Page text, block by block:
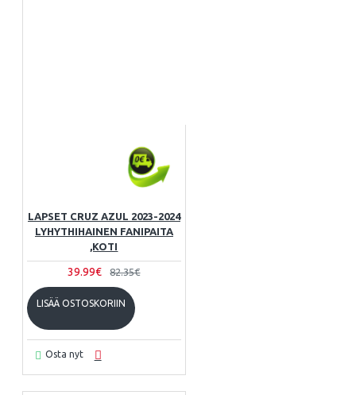
LAPSET CRUZ AZUL 2023-2024
LYHYTHIHAINEN FANIPAITA
,KOTI
39.99€ 82.35€
LISÄÄ OSTOSKORIIN
Osta nyt